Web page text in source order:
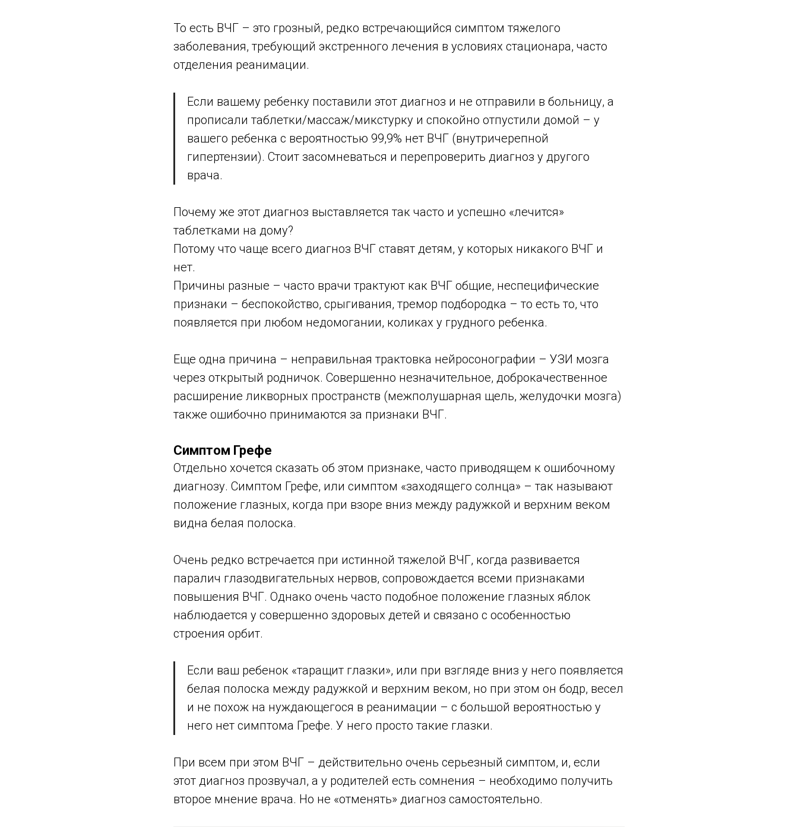
То есть ВЧГ – это грозный, редко встречающийся симптом тяжелого
заболевания, требующий экстренного лечения в условиях стационара, часто
отделения реанимации.
Если вашему ребенку поставили этот диагноз и не отправили в больницу, а
прописали таблетки/массаж/микстурку и спокойно отпустили домой – у
вашего ребенка с вероятностью 99,9% нет ВЧГ (внутричерепной
гипертензии). Стоит засомневаться и перепроверить диагноз у другого
врача.
Почему же этот диагноз выставляется так часто и успешно «лечится»
таблетками на дому?
Потому что чаще всего диагноз ВЧГ ставят детям, у которых никакого ВЧГ и
нет.
Причины разные – часто врачи трактуют как ВЧГ общие, неспецифические
признаки – беспокойство, срыгивания, тремор подбородка – то есть то, что
появляется при любом недомогании, коликах у грудного ребенка.
Еще одна причина – неправильная трактовка нейросонографии – УЗИ мозга
через открытый родничок. Совершенно незначительное, доброкачественное
расширение ликворных пространств (межполушарная щель, желудочки мозга)
также ошибочно принимаются за признаки ВЧГ.
Симптом Грефе
Отдельно хочется сказать об этом признаке, часто приводящем к ошибочному
диагнозу. Симптом Грефе, или симптом «заходящего солнца» – так называют
положение глазных, когда при взоре вниз между радужкой и верхним веком
видна белая полоска.
Очень редко встречается при истинной тяжелой ВЧГ, когда развивается
паралич глазодвигательных нервов, сопровождается всеми признаками
повышения ВЧГ. Однако очень часто подобное положение глазных яблок
наблюдается у совершенно здоровых детей и связано с особенностью
строения орбит.
Если ваш ребенок «таращит глазки», или при взгляде вниз у него появляется
белая полоска между радужкой и верхним веком, но при этом он бодр, весел
и не похож на нуждающегося в реанимации – с большой вероятностью у
него нет симптома Грефе. У него просто такие глазки.
При всем при этом ВЧГ – действительно очень серьезный симптом, и, если
этот диагноз прозвучал, а у родителей есть сомнения – необходимо получить
второе мнение врача. Но не «отменять» диагноз самостоятельно.